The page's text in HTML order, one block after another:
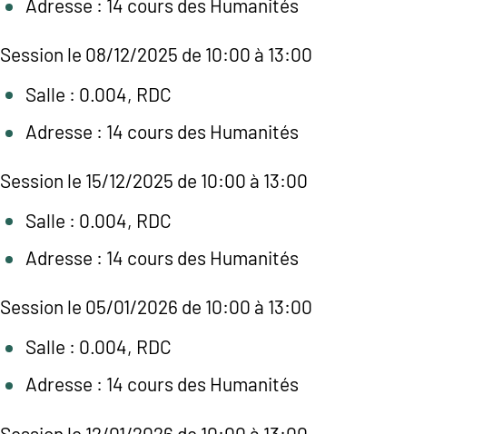
Adresse : 14 cours des Humanités
Session le 08/12/2025 de 10:00 à 13:00
Salle : 0.004, RDC
Adresse : 14 cours des Humanités
Session le 15/12/2025 de 10:00 à 13:00
Salle : 0.004, RDC
Adresse : 14 cours des Humanités
Session le 05/01/2026 de 10:00 à 13:00
Salle : 0.004, RDC
Adresse : 14 cours des Humanités